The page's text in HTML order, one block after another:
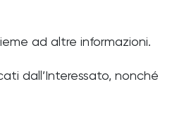
ad altre informazioni.
dall’Interessato, nonché